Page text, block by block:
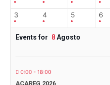
3 4 5 6
Events for 8Agosto
0:00 - 18:00
ACAREG 2026